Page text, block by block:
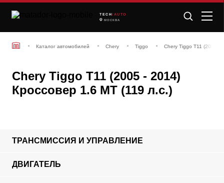
TECH /AUTO
МОСКВА
Каталог автомобилей Chery Tiggo Chery Tiggo T11 (2005 -
Chery Tiggo T11 (2005 - 2014)
Кроссовер 1.6 MT (119 л.с.)
ТРАНСМИССИЯ И УПРАВЛЕНИЕ
ДВИГАТЕЛЬ